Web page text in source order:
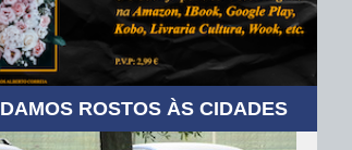
DAMOS ROSTOS ÀS CIDADES